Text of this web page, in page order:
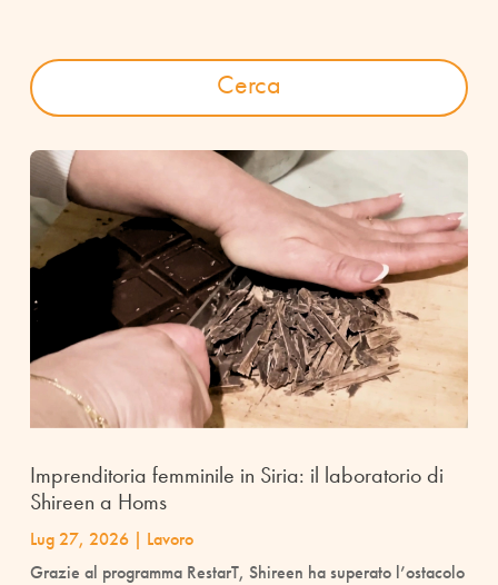
Imprenditoria femminile in Siria: il laboratorio di
Shireen a Homs
Lug 27, 2026| Lavoro
Grazie al programma RestarT, Shireen ha superato l’ostacolo